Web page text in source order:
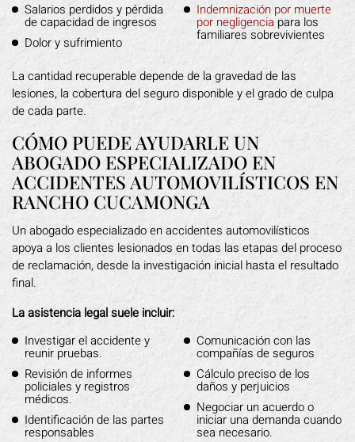
Salarios perdidos y pérdida
de capacidad de ingresos
Dolor y sufrimiento
Indemnización por muerte
por negligencia para los
familiares sobrevivientes
La cantidad recuperable depende de la gravedad de las
lesiones, la cobertura del seguro disponible y el grado de culpa
de cada parte.
CÓMO PUEDE AYUDARLE UN
ABOGADO ESPECIALIZADO EN
ACCIDENTES AUTOMOVILÍSTICOS EN
RANCHO CUCAMONGA
Un abogado especializado en accidentes automovilísticos
apoya a los clientes lesionados en todas las etapas del proceso
de reclamación, desde la investigación inicial hasta el resultado
final.
La asistencia legal suele incluir:
Investigar el accidente y
reunir pruebas.
Revisión de informes
policiales y registros
médicos.
Identificación de las partes
responsables
Comunicación con las
compañías de seguros
Cálculo preciso de los
daños y perjuicios
Negociar un acuerdo o
iniciar una demanda cuando
sea necesario.